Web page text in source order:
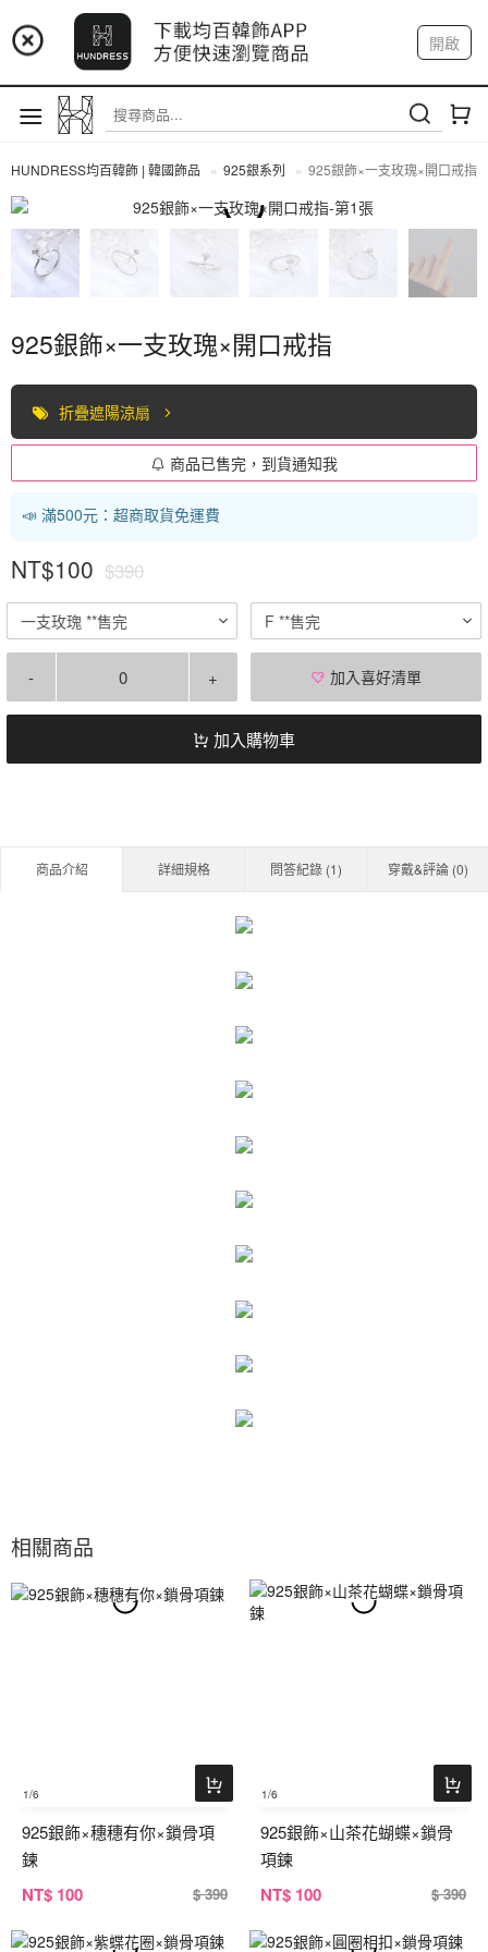
📢 市集預告：9/4-9/6 淡水捷運站
📢 市集預告：9/12-9/13 八里海巡基地
📢 市集預告：8/22-8/23 桃園青埔置地廣場
開啟
註冊 我的帳戶
HUNDRESS均百韓飾 | 韓國飾品 925銀系列 925銀飾×一支玫瑰×開口戒指
925銀飾×一支玫瑰×開口戒指
折疊遮陽涼扇
商品已售完，到貨通知我
📣 滿500元：超商取貨免運費
NT$100 $390
一支玫瑰 **售完 F **售完
- + 加入喜好清單
加入購物車
商品介紹 詳細規格 問答紀錄 (1) 穿戴&評論 (0)
相關商品
1/6
925銀飾×穗穗有你×鎖骨項
鍊
NT$ 100 $ 390
1/6
925銀飾×山茶花蝴蝶×鎖骨
項鍊
NT$ 100 $ 390